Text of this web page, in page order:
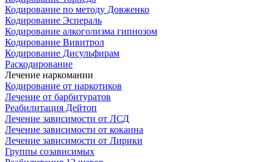
Кодирование по методу Довженко
Кодирование Эспераль
Кодирование алкоголизма гипнозом
Кодирование Вивитрол
Кодирование Дисульфирам
Раскодирование
Лечение наркомании
Кодирование от наркотиков
Лечение от барбитуратов
Реабилитация Дейтоп
Лечение зависимости от ЛСД
Лечение зависимости от кокаина
Лечение зависимости от Лирики
Группы созависимых